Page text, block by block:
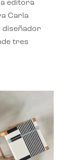
editora
Carla
diseñador
tres